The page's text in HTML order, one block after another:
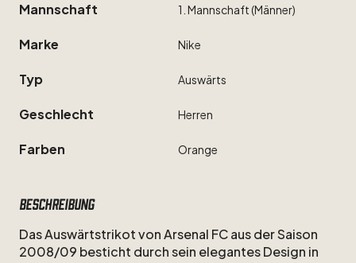
Mannschaft 1. Mannschaft(Männer)
Marke Nike
Typ Auswärts
Geschlecht Herren
Farben Orange
Beschreibung
DasAuswärtstrikotvonArsenal FCausderSaison
2008​/​09 besticht durchsein elegantesDesign in